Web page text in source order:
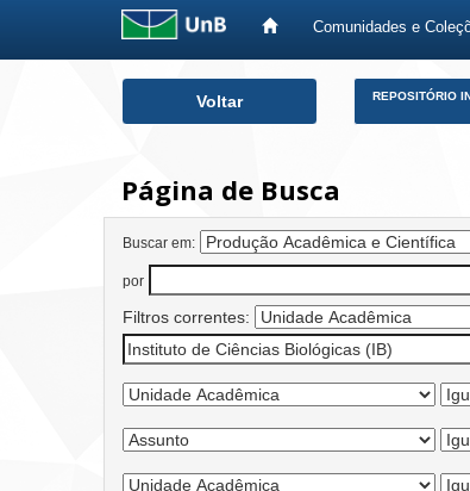
Comunidades e
Voltar REPOSITÓRIO
Página de Busca
Buscar em:
por
Filtros correntes: